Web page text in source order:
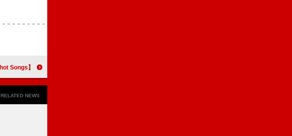
【Hot Shot Songs】WEST.初デジタル・シングル「愛執」首位、Mr.Childrenが2位に続く
RELATED NEWS